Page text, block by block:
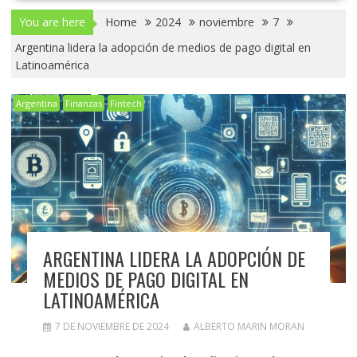
You are here Home 2024 noviembre
7
Argentina lidera la adopción de medios de pago digital en
Latinoamérica
Argentina Finanzas Fintech
ARGENTINA LIDERA LA ADOPCIÓN DE
MEDIOS DE PAGO DIGITAL EN
LATINOAMÉRICA
7 DE NOVIEMBRE DE 2024 ALBERTO MARIN MORAN